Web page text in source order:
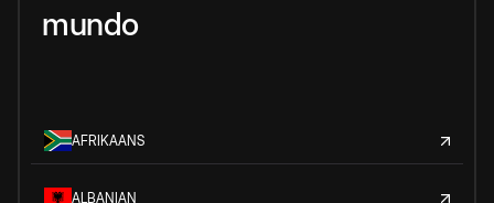
mundo
AFRIKAANS
ALBANIAN